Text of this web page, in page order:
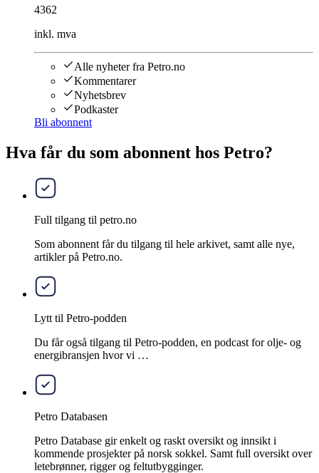
4362
inkl. mva
Alle nyheter fra Petro.no
Kommentarer
Nyhetsbrev
Podkaster
Bli abonnent
Hva får du som abonnent hos Petro?
Full tilgang til petro.no
Som abonnent får du tilgang til hele arkivet, samt alle nye,
artikler på Petro.no.
Lytt til Petro-podden
Du får også tilgang til Petro-podden, en podcast for olje- og
energibransjen hvor vi …
Petro Databasen
Petro Database gir enkelt og raskt oversikt og innsikt i
kommende prosjekter på norsk sokkel. Samt full oversikt over
letebrønner, rigger og feltutbygginger.